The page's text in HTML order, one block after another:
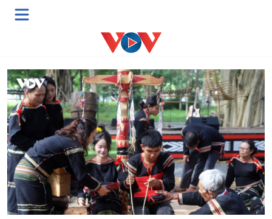
Video Podcast